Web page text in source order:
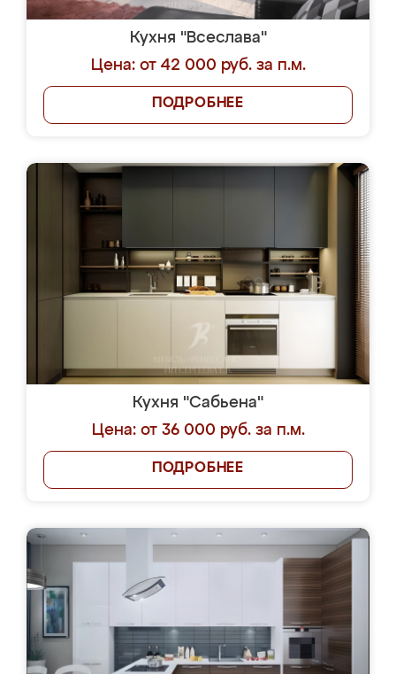
Кухня "Всеслава"
Цена: от 42 000 руб. за п.м.
ПОДРОБНЕЕ
Кухня "Сабьена"
Цена: от 36 000 руб. за п.м.
ПОДРОБНЕЕ